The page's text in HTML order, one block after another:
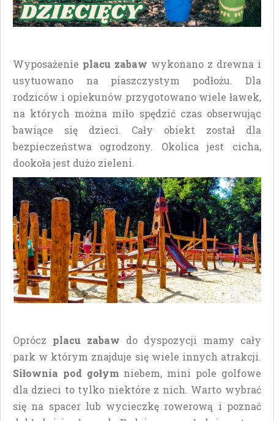
Wyposażenie placu zabaw wykonano z drewna i
usytuowano na piaszczystym podłożu. Dla
rodziców i opiekunów przygotowano wiele ławek,
na których można miło spędzić czas obserwując
bawiące się dzieci. Cały obiekt został dla
bezpieczeństwa ogrodzony. Okolica jest cicha,
dookoła jest dużo zieleni.
Oprócz placu zabaw do dyspozycji mamy cały
park w którym znajduje się wiele innych atrakcji.
Siłownia pod gołym niebem, mini pole golfowe
dla dzieci to tylko niektóre z nich. Warto wybrać
się na spacer lub wycieczkę rowerową i poznać